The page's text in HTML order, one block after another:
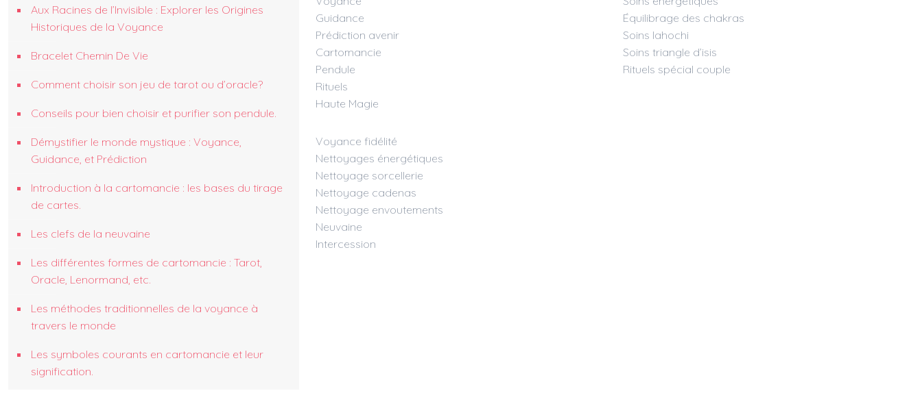
Aux Racines de l’Invisible : Explorer les Origines
Historiques de la Voyance
Bracelet Chemin De Vie
Comment choisir son jeu de tarot ou d’oracle?
Conseils pour bien choisir et purifier son pendule.
Démystifier le monde mystique : Voyance,
Guidance, et Prédiction
Introduction à la cartomancie : les bases du tirage
de cartes.
Les clefs de la neuvaine
Les différentes formes de cartomancie : Tarot,
Oracle, Lenormand, etc.
Les méthodes traditionnelles de la voyance à
travers le monde
Les symboles courants en cartomancie et leur
signification.
Guidance
Prédiction avenir
Cartomancie
Pendule
Rituels
Haute Magie
Voyance fidélité
Nettoyages énergétiques
Nettoyage sorcellerie
Nettoyage cadenas
Nettoyage envoutements
Neuvaine
Intercession
Équilibrage des chakras
Soins lahochi
Soins triangle d’isis
Rituels spécial couple